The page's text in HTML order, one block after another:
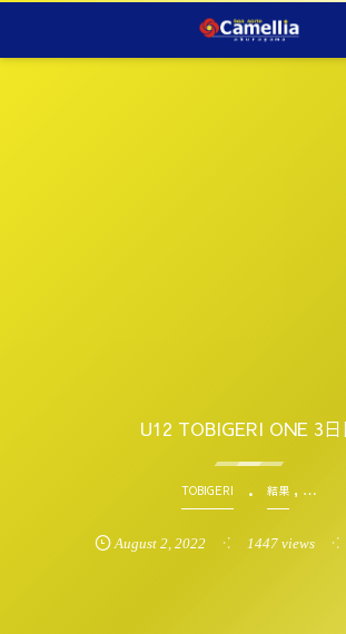
U12 TOBIGERI ONE 3日
TOBIGERI 結果 , …
August 2,2022 1447 views